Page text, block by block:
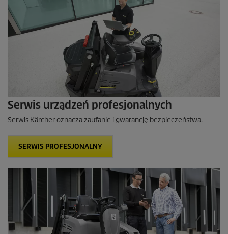
Serwis urządzeń profesjonalnych
Serwis Kärcher oznacza zaufanie i gwarancję bezpieczeństwa.
SERWIS PROFESJONALNY